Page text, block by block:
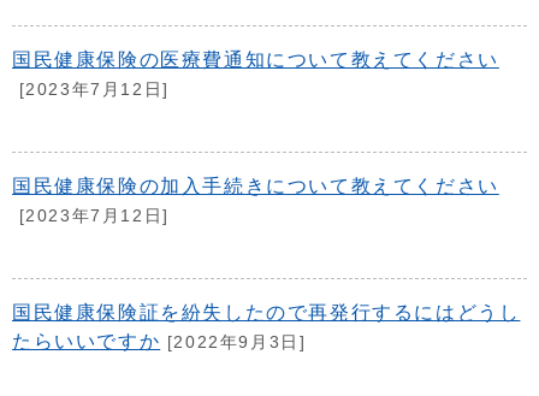
国民健康保険の医療費通知について教えてください
[2023年7月12日]
国民健康保険の加入手続きについて教えてください
[2023年7月12日]
国民健康保険証を紛失したので再発行するにはどうし
たらいいですか [2022年9月3日]